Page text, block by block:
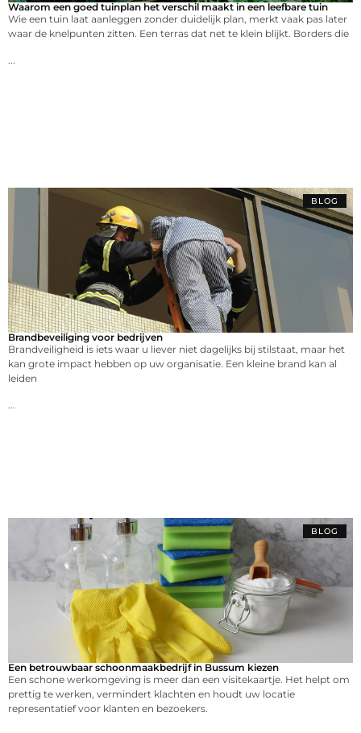
Waarom een goed tuinplan het verschil maakt in een leefbare tuin
Wie een tuin laat aanleggen zonder duidelijk plan, merkt vaak pas later
waar de knelpunten zitten. Een terras dat net te klein blijkt. Borders die
BLOG
Brandbeveiliging voor bedrijven
Brandveiligheid is iets waar u liever niet dagelijks bij stilstaat, maar het
kan grote impact hebben op uw organisatie. Een kleine brand kan al
leiden
BLOG
Een betrouwbaar schoonmaakbedrijf in Bussum kiezen
Een schone werkomgeving is meer dan een visitekaartje. Het helpt om
prettig te werken, vermindert klachten en houdt uw locatie
representatief voor klanten en bezoekers.